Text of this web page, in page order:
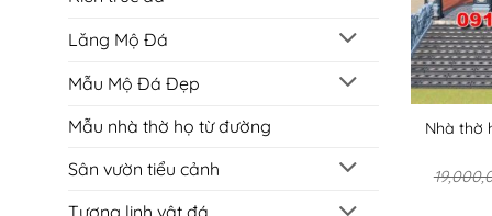
Lăng Mộ Đá
Mẫu Mộ Đá Đẹp
Mẫu nhà thờ họ từ đường
Sân vườn tiểu cảnh
Nhà thờ